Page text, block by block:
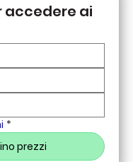
accedere ai
*
prezzi